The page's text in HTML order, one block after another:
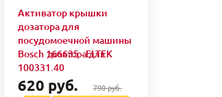
Активатор крышки
дозатора для
посудомоечной машины
Bosch 166635 - ELTEK
100331.40
620 руб.
790 руб.